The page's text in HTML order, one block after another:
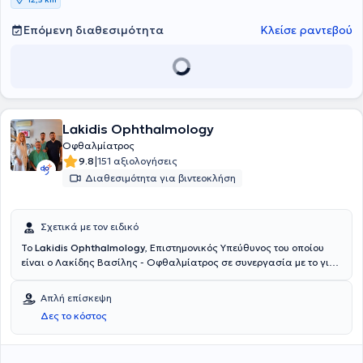
Επόμενη διαθεσιμότητα Κλείσε ραντεβού
Lakidis Ophthalmology
Οφθαλμίατρος
9.8|151 αξιολογήσεις
Διαθεσιμότητα για βιντεοκλήση
Σχετικά με τον ειδικό
Το Lakidis Ophthalmology, Επιστημονικός Υπεύθυνος του οποίου
είναι ο Λακίδης Βασίλης - Οφθαλμίατρος σε συνεργασία με το γιο
και βρίσκεται Θεσσαλονίκη. Είναι Διδάκτωρ της Ιατρικής Σχολής
του Αριστοτελείου Πανεπιστημίου Θεσσαλονίκης, με πτυχίο από το
ίδιο πανεπιστήμιο και μετεκπαίδευση στο Moorefield's Eye Hospital
του Λονδίνου και στην Πανεπιστημιακή Κλινική της Κολωνίας στην
Απλή επίσκεψη
Δες το κόστος